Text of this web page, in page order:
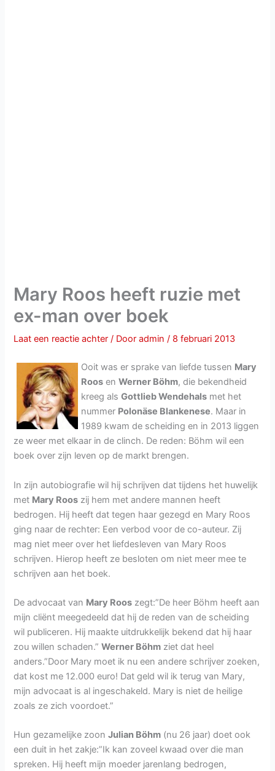
Mary Roos heeft ruzie met
ex-man over boek
Laat een reactie achter / Dooradmin/ 8 februari 2013
Ooit was er sprake van liefde tussen Mary
Roos enWerner Böhm, die bekendheid
kreeg alsGottlieb Wendehals met het
nummer Polonäse Blankenese. Maar in
1989 kwam de scheiding en in 2013 liggen
ze weer met elkaar in de clinch. De reden: Böhm wil een
boek over zijn leven op de markt brengen.
In zijn autobiografie wil hij schrijven dat tijdens het huwelijk
met Mary Roos zij hem met andere mannen heeft
bedrogen. Hij heeft dat tegen haar gezegd en Mary Roos
ging naar de rechter: Een verbod voor de co-auteur. Zij
mag niet meer over het liefdesleven van Mary Roos
schrijven. Hierop heeft ze besloten om niet meer mee te
schrijven aan het boek.
De advocaat van Mary Roos zegt:”De heer Böhm heeft aan
mijn cliënt meegedeeld dat hij de reden van de scheiding
wil publiceren. Hij maakte uitdrukkelijk bekend dat hij haar
zou willen schaden.”Werner Böhm ziet dat heel
anders.”Door Mary moet ik nu een andere schrijver zoeken,
dat kost me 12.000 euro! Dat geld wil ik terug van Mary,
mijn advocaat is al ingeschakeld. Mary is niet de heilige
zoals ze zich voordoet.”
Hun gezamelijke zoonJulian Böhm (nu 26 jaar) doet ook
een duit in het zakje:”Ik kan zoveel kwaad over die man
spreken. Hij heeft mijn moeder jarenlang bedrogen,